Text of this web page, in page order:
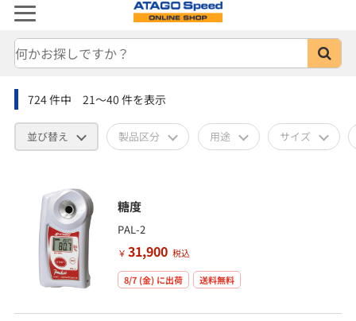
724件中 21～40 件を表示
並び替え 製品区分 用途 サイズ
糖度
PAL-2
￥ 31,900 税込
8/7 (金)に出荷 送料無料